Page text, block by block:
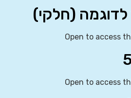
לדוגמה (חלקי)
Open to access
Open to access